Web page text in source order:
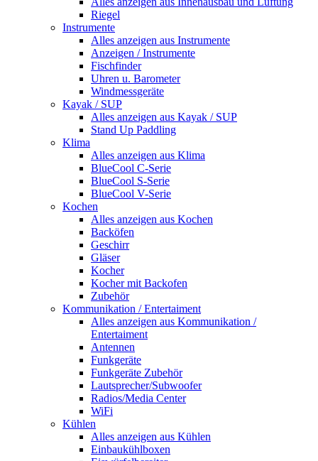
Riegel
Instrumente
Alles anzeigen aus Instrumente
Anzeigen / Instrumente
Fischfinder
Uhren u. Barometer
Windmessgeräte
Kayak / SUP
Alles anzeigen aus Kayak / SUP
Stand Up Paddling
Klima
Alles anzeigen aus Klima
BlueCool C-Serie
BlueCool S-Serie
BlueCool V-Serie
Kochen
Alles anzeigen aus Kochen
Backöfen
Geschirr
Gläser
Kocher
Kocher mit Backofen
Zubehör
Kommunikation / Entertaiment
Alles anzeigen aus Kommunikation /
Entertaiment
Antennen
Funkgeräte
Funkgeräte Zubehör
Lautsprecher/Subwoofer
Radios/Media Center
WiFi
Kühlen
Alles anzeigen aus Kühlen
Einbaukühlboxen